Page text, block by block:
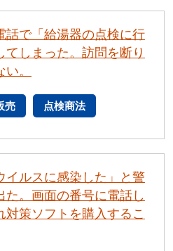
話で「給湯器の点検に行
てしまった。訪問を断り
。
売 点検商法
イルスに感染した」と警
た。画面の番号に電話し
対策ソフトを購入するこ